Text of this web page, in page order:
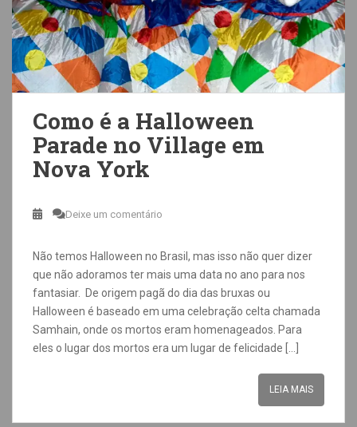
Como é a Halloween
Parade no Village em
Nova York
Deixe um comentário
Não temos Halloween no Brasil, mas isso não quer dizer
que não adoramos ter mais uma data no ano para nos
fantasiar. De origem pagã do dia das bruxas ou
Halloween é baseado em uma celebração celta chamada
Samhain, onde os mortos eram homenageados. Para
eles o lugar dos mortos era um lugar de felicidade […]
LEIA MAIS